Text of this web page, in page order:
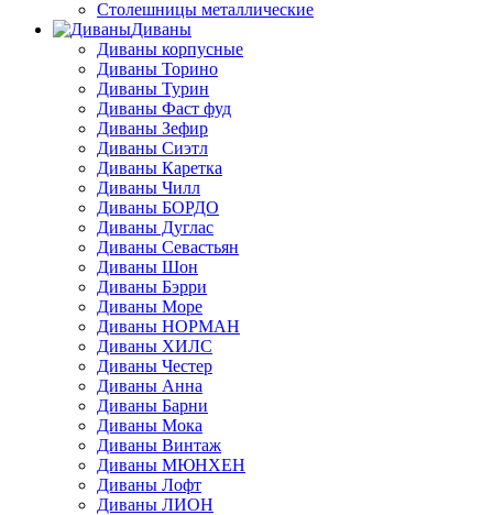
Столешницы металлические
Диваны
Диваны корпусные
Диваны Торино
Диваны Турин
Диваны Фаст фуд
Диваны Зефир
Диваны Сиэтл
Диваны Каретка
Диваны Чилл
Диваны БОРДО
Диваны Дуглас
Диваны Севастьян
Диваны Шон
Диваны Бэрри
Диваны Море
Диваны НОРМАН
Диваны ХИЛС
Диваны Честер
Диваны Анна
Диваны Барни
Диваны Мока
Диваны Винтаж
Диваны МЮНХЕН
Диваны Лофт
Диваны ЛИОН